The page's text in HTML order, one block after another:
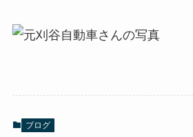
ブログ